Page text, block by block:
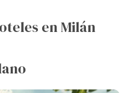
en Milán